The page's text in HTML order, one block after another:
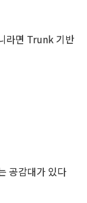
라면 Trunk 기반
공감대가 있다